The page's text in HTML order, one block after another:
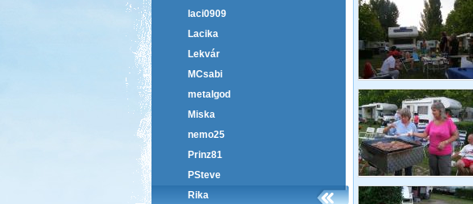
laci0909
Lacika
Lekvár
MCsabi
metalgod
Miska
nemo25
Prinz81
PSteve
Rika